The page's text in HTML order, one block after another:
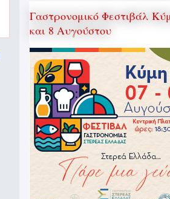
Γαστρονομικό Φεστιβάλ
και 8 Αυγούστου